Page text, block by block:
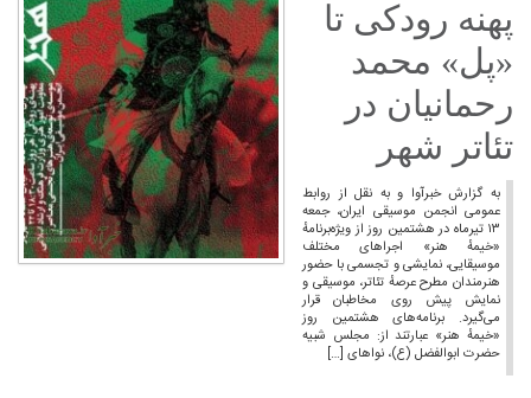
پهنه رودکی تا
«پل» محمد
رحمانیان در
تئاتر شهر
به گزارش خبرآوا و به نقل از روابط
عمومی انجمن موسیقی ایران، جمعه
۱۳ تیرماه در هشتمین روز از ویژه‌برنامهٔ
«خیمهٔ هنر» اجراهای مختلف
موسیقایی، نمایشی و تجسمی با حضور
هنرمندان مطرح عرصهٔ تئاتر، موسیقی و
نمایش پیش روی مخاطبان قرار
می‌گیرد. برنامه‌های هشتمین روز
«خیمهٔ هنر» عبارتند از: مجلس شبیه
حضرت ابوالفضل (ع)، نواهای […]